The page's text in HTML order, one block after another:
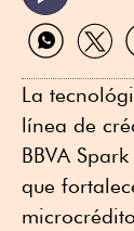
Compartir
por
por
La
línea de
BBVA
que